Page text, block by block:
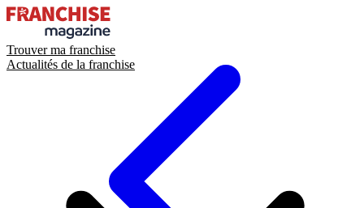
Trouver ma franchise
Actualités de la franchise